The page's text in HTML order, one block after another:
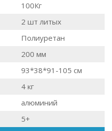
100Кг
2 шт литых
Полиуретан
200 мм
93*38*91-105 см
4 кг
алюминий
5+